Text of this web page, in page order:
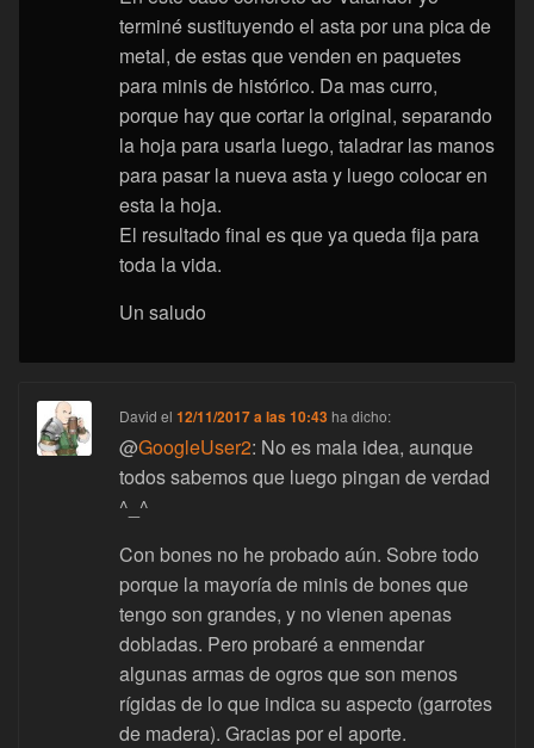
terminé sustituyendo el asta por una pica de
metal, de estas que venden en paquetes
para minis de histórico. Da mas curro,
porque hay que cortar la original, separando
la hoja para usarla luego, taladrar las manos
para pasar la nueva asta y luego colocar en
esta la hoja.
El resultado final es que ya queda fija para
toda la vida.
Un saludo
David el12/11/2017 a las 10:43 ha dicho:
@GoogleUser2: No es mala idea, aunque
todos sabemos que luego pingan de verdad
^_^
Con bones no he probado aún. Sobre todo
porque la mayoría de minis de bones que
tengo son grandes, y no vienen apenas
dobladas. Pero probaré a enmendar
algunas armas de ogros que son menos
rígidas de lo que indica su aspecto (garrotes
de madera). Gracias por el aporte.